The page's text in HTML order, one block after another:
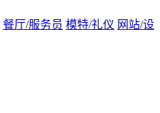
餐厅/服务员 模特/礼仪 网站/设